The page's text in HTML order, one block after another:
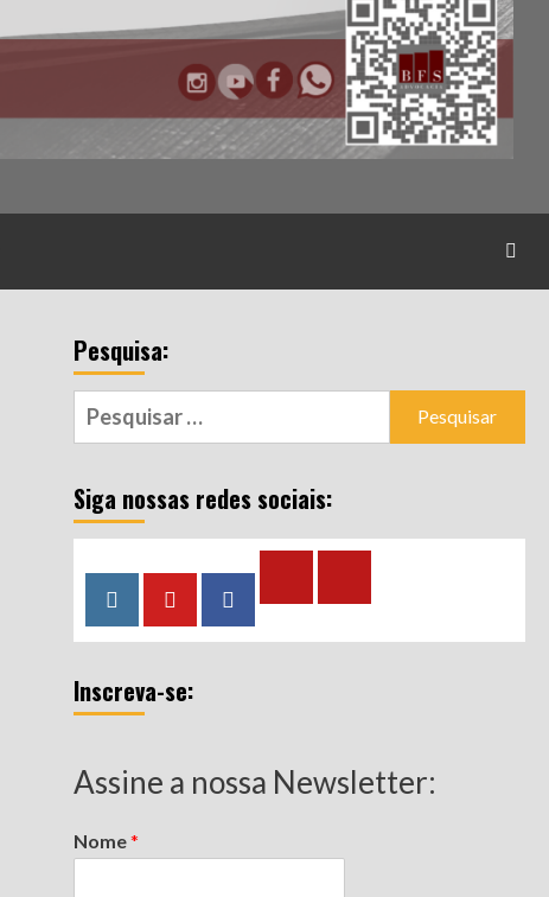
Pesquisa:
Pesquisar
por:
Siga nossas redes sociais:
InstagramYouTubeFacebook
Inscreva-se:
Assine a nossa Newsletter:
Nome*